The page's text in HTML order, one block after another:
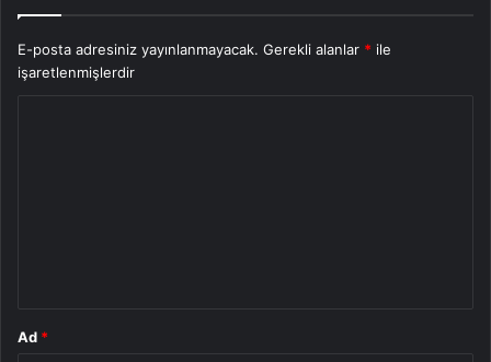
E-posta adresiniz yayınlanmayacak. Gerekli alanlar * ile
işaretlenmişlerdir
Ad *